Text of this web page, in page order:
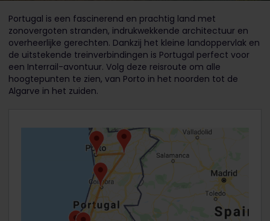
Portugal is een fascinerend en prachtig land met
zonovergoten stranden, indrukwekkende architectuur en
overheerlijke gerechten. Dankzij het kleine landoppervlak en
de uitstekende treinverbindingen is Portugal perfect voor
een Interrail-avontuur. Volg deze reisroute om alle
hoogtepunten te zien, van Porto in het noorden tot de
Algarve in het zuiden.